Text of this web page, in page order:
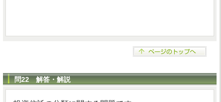
問22 解答・解説